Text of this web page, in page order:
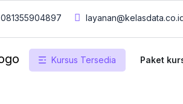
081355904897
Kursus Tersedia Paket